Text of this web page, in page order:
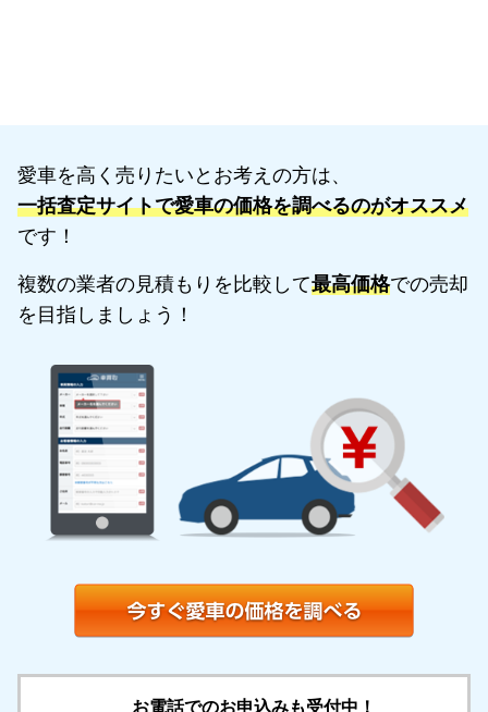
愛車を高く売りたいとお考えの方は、
一括査定サイトで愛車の価格を調べるのがオススメ
です！
複数の業者の見積もりを比較して最高価格での売却
を目指しましょう！
お電話でのお申込みも受付中！